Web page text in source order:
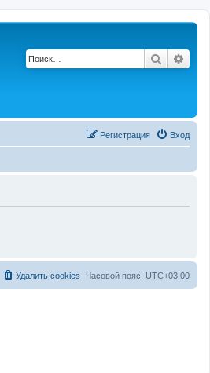
Поиск
Вход
Регистрация
Часовой пояс: UTC+03:00
Удалить cookies